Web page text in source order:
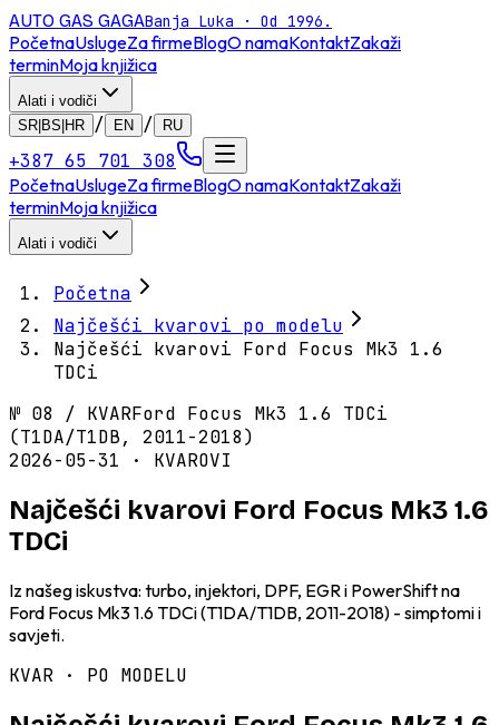
AUTO GAS GAGABanja Luka · Od 1996.
PočetnaUslugeZa firmeBlogO namaKontaktZakaži
terminMoja knjižica
Alati i vodiči
SR|BS|HR
/ EN / RU
+387 65 701 308
PočetnaUslugeZa firmeBlogO namaKontaktZakaži
terminMoja knjižica
Alati i vodiči
Početna
Najčešći kvarovi po modelu
Najčešći kvarovi Ford Focus Mk3 1.6
TDCi
№ 08 / KVARFord Focus Mk3 1.6 TDCi
(T1DA/T1DB, 2011-2018)
2026-05-31 · KVAROVI
Najčešći kvarovi Ford Focus Mk3 1.6
TDCi
Iz našeg iskustva: turbo, injektori, DPF, EGR i PowerShift na
Ford Focus Mk3 1.6 TDCi (T1DA/T1DB, 2011-2018) - simptomi i
savjeti.
KVAR · PO MODELU